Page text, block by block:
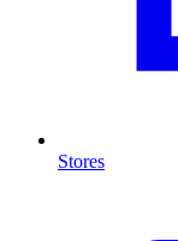
Stores